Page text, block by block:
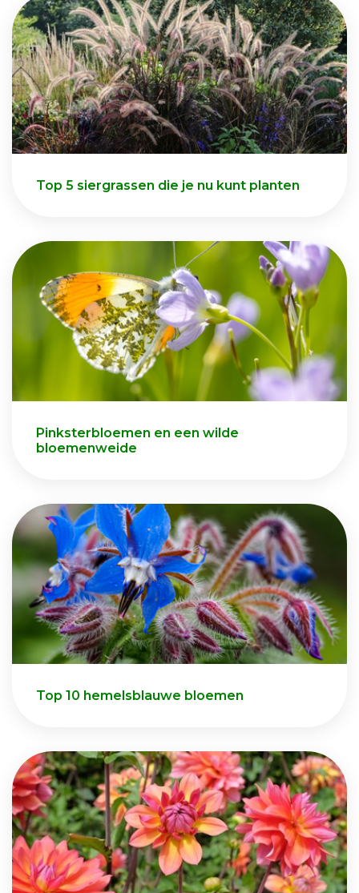
Top 5 siergrassen die je nu kunt planten
Pinksterbloemen en een wilde
bloemenweide
Top 10 hemelsblauwe bloemen